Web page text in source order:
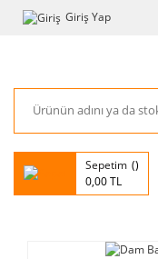
Giriş Yap
Sepetim
0,00 TL